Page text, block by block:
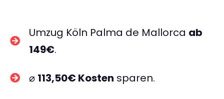
Umzug Köln Palma de Mallorca ab
149€.
⌀ 113,50€ Kosten sparen.